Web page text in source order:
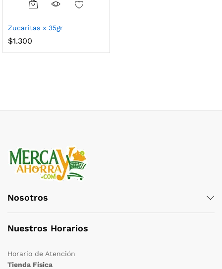
Zucaritas x 35gr
$1.300
Nosotros
Nuestros Horarios
Horario de Atención
Tienda Física